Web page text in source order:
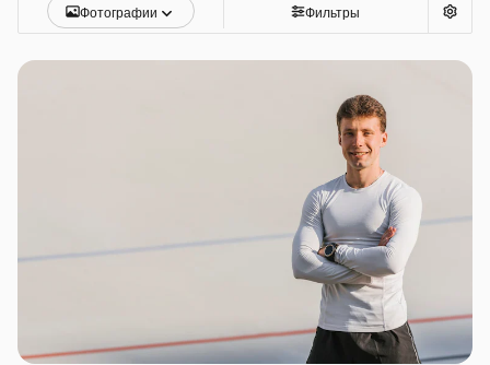
Фотографии Фильтры